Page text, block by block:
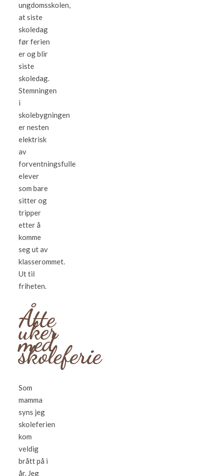
ungdomsskolen,
at siste
skoledag
før ferien
er og blir
siste
skoledag.
Stemningen
i
skolebygningen
er nesten
elektrisk
av
forventningsfulle
elever
som bare
sitter og
tripper
etter å
komme
seg ut av
klasserommet.
Ut til
friheten.
Åtte
uker
med
skoleferie
Som
mamma
syns jeg
skoleferien
kom
veldig
brått på i
år. Jeg